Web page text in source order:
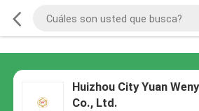
Huizhou City Yuan
Co., Ltd.